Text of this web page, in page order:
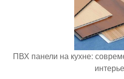
ПВХ панели на кухне: